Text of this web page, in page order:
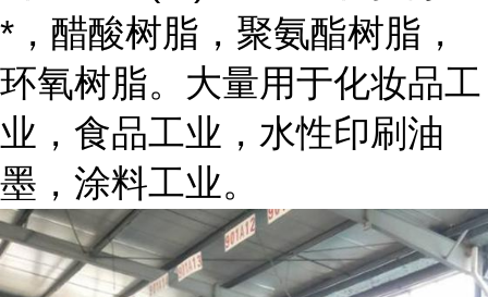
*，醋酸树脂，聚氨酯树脂，
环氧树脂。大量用于化妆品工
业，食品工业，水性印刷油
墨，涂料工业。